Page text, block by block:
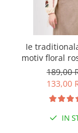
Ie
motiv floral
189,00
133,00
IN